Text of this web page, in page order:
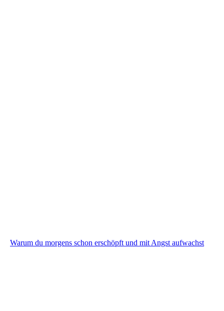
Warum du morgens schon erschöpft und mit Angst aufwachst